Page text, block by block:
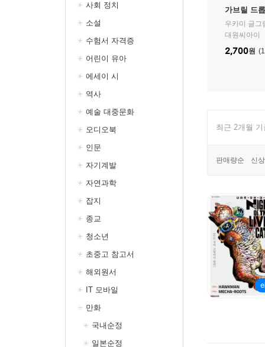
사회 정치
소설
수험서 자격증
어린이 유아
에세이 시
역사
예술 대중문화
오디오북
인문
자기계발
자연과학
잡지
종교
청소년
초중고 참고서
해외원서
IT 모바일
만화
국내순정
일본순정
가브릴 드
우카미
글그
대원씨아이
2,700원
최근 2개월
판매량순 신